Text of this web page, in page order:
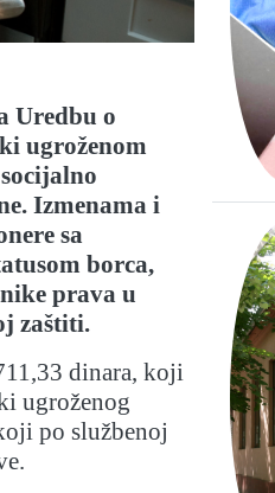
Uredbu o
ugroženom
Izmenama i
sa
borca,
prava u
zaštiti.
dinara, koji
ugroženog
po službenoj